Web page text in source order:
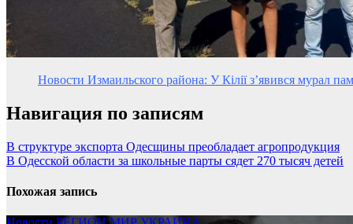
Новости Измаильского района: У Кілії з’явився мурал
Навигация по записям
В структуре экспорта Одесщины преобладает агропродукция
В Одесской области за школьные парты сядет 270 тысяч детей
Похожая запись